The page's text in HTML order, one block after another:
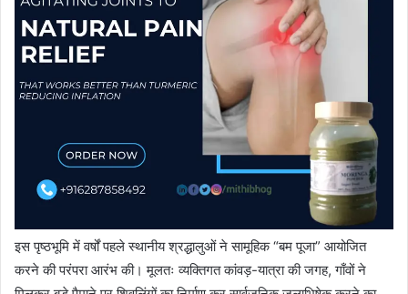
इस पृष्ठभूमि में वर्षों पहले स्थानीय श्रद्धालुओं ने सामूहिक “बम पूजा” आयोजित
करने की परंपरा आरंभ की। मूलतः व्यक्तिगत कांवड़-यात्रा की जगह, गाँवों ने